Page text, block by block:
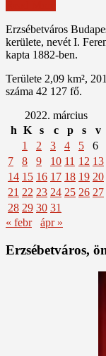
Erzsébetváros
kerülete, nevét I.
kapta 1882-ben.
Területe 2,09 km²,
száma 42 127 fő.
2022. március
h K s c p s
v
1
2 3 4 5
6
7
8 9 10 11 12 13
14 15 16 17 18 19 20
21 22 23 24 25 26 27
28 29 30 31
« febr
ápr »
Erzsébetváros,